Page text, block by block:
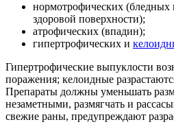
нормотрофических (бледных
здоровой поверхности);
атрофических (впадин);
гипертрофических и
Гипертрофические выпуклости
поражения; келоидные
Препараты должны уменьшать
незаметными, размягчать и
свежие раны, предупреждают